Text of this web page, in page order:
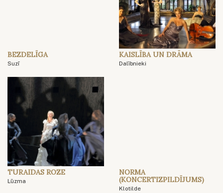
BEZDELĪGA
Suzī
KAISLĪBA UN DRĀMA
Dalībnieki
TURAIDAS ROZE
Lūzma
NORMA
(KONCERTIZPILDĪJUMS)
Klotilde